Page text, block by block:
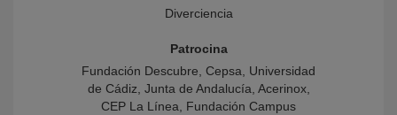
Diverciencia
Patrocina
Fundación Descubre, Cepsa, Universidad
de Cádiz, Junta de Andalucía, Acerinox,
CEP La Línea, Fundación Campus